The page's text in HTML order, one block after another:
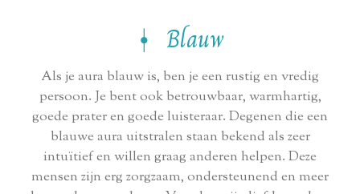
⍿ Blauw
Als je aura blauw is, ben je een rustig en vredig
persoon. Je bent ook betrouwbaar, warmhartig,
goede prater en goede luisteraar. Degenen die een
blauwe aura uitstralen staan ​​bekend als zeer
intuïtief en willen graag anderen helpen. Deze
mensen zijn erg zorgzaam, ondersteunend en meer